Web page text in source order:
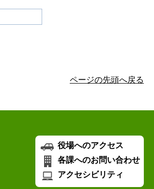
ページの先頭へ戻る
役場へのアクセス
各課へのお問い合わせ
アクセシビリティ